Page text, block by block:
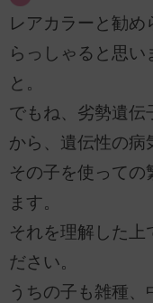
レアカラーと勧
らっしゃると思
と。
でもね、劣勢遺伝
から、遺伝性の病
その子を使っての
ます。
それを理解した上
ださい。
うちの子も雑種、